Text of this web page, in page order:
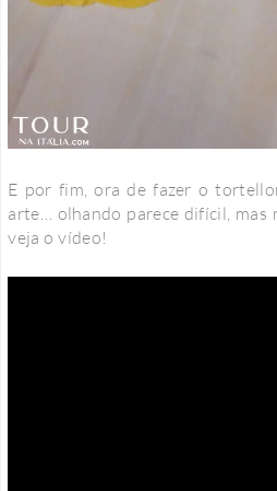
E por fim, ora de fazer o
arte… olhando parece difícil, mas
veja o vídeo!